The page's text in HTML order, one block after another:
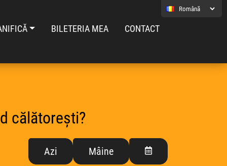
BILETERIA MEA CONTACT
călătorești?
Azi Mâine